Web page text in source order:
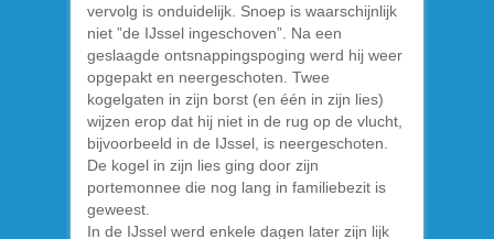
vervolg is onduidelijk. Snoep is waarschijnlijk
niet ”de IJssel ingeschoven”. Na een
geslaagde ontsnappingspoging werd hij weer
opgepakt en neergeschoten. Twee
kogelgaten in zijn borst (en één in zijn lies)
wijzen erop dat hij niet in de rug op de vlucht,
bijvoorbeeld in de IJssel, is neergeschoten.
De kogel in zijn lies ging door zijn
portemonnee die nog lang in familiebezit is
geweest.
In de IJssel werd enkele dagen later zijn lijk